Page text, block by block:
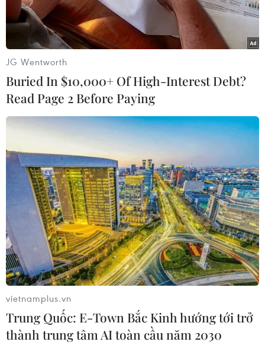
Từ ngày chuyển sang trồng dưa leo giống Thái F1,
ông Tăng Trường Thành thu được lợi nhuận ổn
định khoảng 300 triệu đồng mỗi năm, trở thành
tấm gương sáng trong sản xuất nông nghiệp tại
địa phương.
Ông Tăng Trường Thành, người Hoa ở ấp Láng
Sơn, xã Bàn Thạch, huyện Giồng Riềng, tỉnh
Kiên Giang được xem là một tấm gương sáng
trong sản xuất nông nghiệp tại địa phương.
Người nông dân này đã ứng dụng khoa học kỹ
thuật vào sản xuất, chuyển đổi diện tích lúa
kém hiệu quả sang trồng dưa leo giống Thái F1,
mang lại lợi nhuận ổn định khoảng 300 triệu
đồng mỗi năm./.
JG Wentworth
Buried In $10,000+ Of High-Interest Debt?
Read Page 2 Before Paying
vietnamplus.vn
Trung Quốc: E-Town Bắc Kinh hướng tới trở
thành trung tâm AI toàn cầu năm 2030